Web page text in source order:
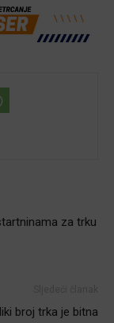
za trku
broj trka je bitna